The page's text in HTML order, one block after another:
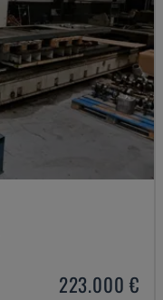
223.000 €